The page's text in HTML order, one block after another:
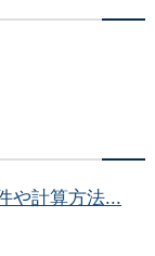
や計算方法...